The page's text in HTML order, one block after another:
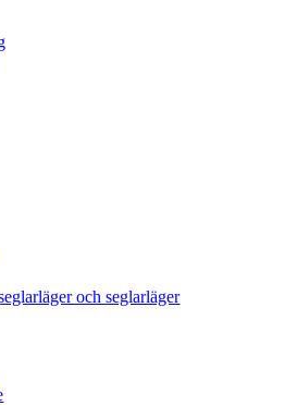
och seglarläger